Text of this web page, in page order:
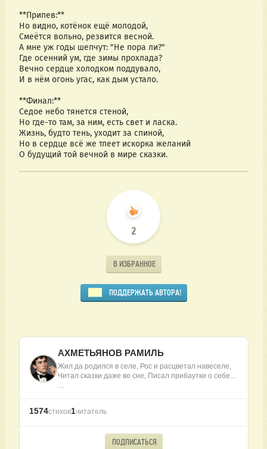
**Припев:**
Но видно, котёнок ещё молодой,
Смеётся вольно, резвится весной.
А мне уж годы шепчут: "Не пора ли?"
Где осенний ум, где зимы прохлада?
Вечно сердце холодком поддувало,
И в нём огонь угас, как дым устало.
**Финал:**
Седое небо тянется стеной,
Но где-то там, за ним, есть свет и ласка.
Жизнь, будто тень, уходит за спиной,
Но в сердце всё же тлеет искорка желаний
О будущий той вечной в мире сказки.
2
В ИЗБРАННОЕ
ПОДДЕРЖАТЬ АВТОРА!
АХМЕТЬЯНОВ РАМИЛЬ
Жил да родился в селе, Рос и расцветал навеселе,
Читал сказки даже во сне, Писал прибаутки о себе...
…
1574стихов1читатель
ПОДПИСАТЬСЯ